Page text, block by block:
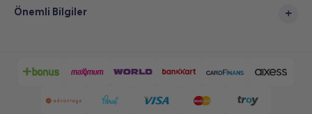
Önemli Bilgiler